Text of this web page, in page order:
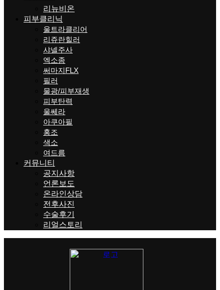
리뉴비온
피부클리닉
울트라클리어
리쥬란힐러
샤넬주사
엑소좀
써마지FLX
필러
물광/피부재생
피부탄력
울쎄라
아쿠아필
홍조
색소
여드름
커뮤니티
공지사항
언론보도
온라인상담
전후사진
수술후기
리얼스토리